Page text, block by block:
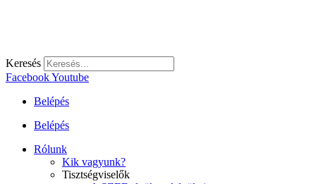
Keresés
FacebookYoutube
Belépés
Belépés
Rólunk
Kik vagyunk?
Tisztségviselők